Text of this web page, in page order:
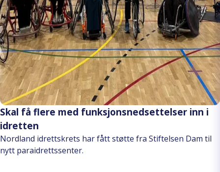
Skal få flere med funksjonsnedsettelser inn i
idretten
Nordland idrettskrets har fått støtte fra Stiftelsen Dam til
nytt paraidrettssenter.